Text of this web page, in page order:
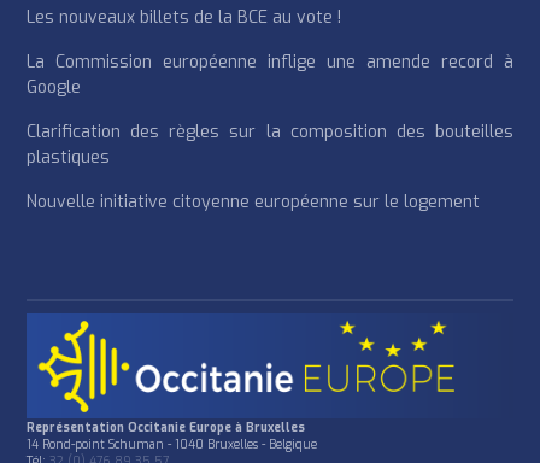
Les nouveaux billets de la BCE au vote !
La Commission européenne inflige une amende record à
Google
Clarification des règles sur la composition des bouteilles
plastiques
Nouvelle initiative citoyenne européenne sur le logement
Représentation Occitanie Europe à Bruxelles
14 Rond-point Schuman - 1040 Bruxelles - Belgique